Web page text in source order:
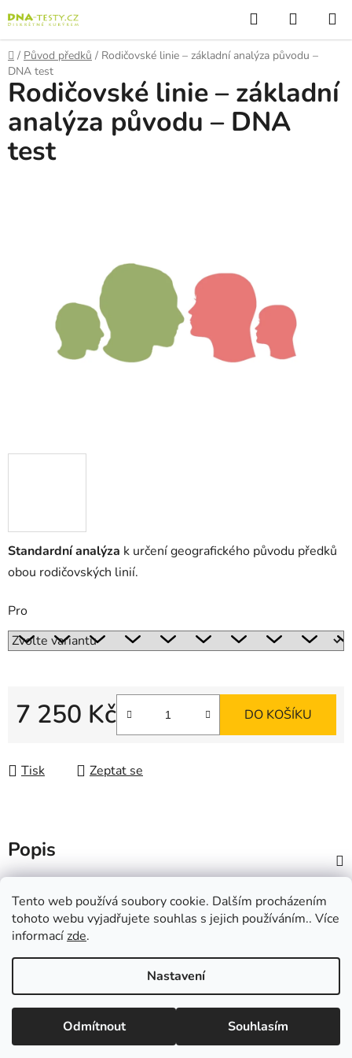
Tento web používá soubory cookie. Dalším procházením
tohoto webu vyjadřujete souhlas s jejich používáním.. Více
informacízde.
Nastavení
Odmítnout Souhlasím
na
obsah
Hledat
KOŠÍK
Domů
/ Původ předků / Rodičovské linie – základní analýza původu –
DNA test
Standardní analýza k určení geografického původu předků
obou rodičovských linií.
Pro
7 250 Kč DO KOŠÍKU
Tisk Zeptat se
Rodičovské linie – základní
analýza původu – DNA
test
Popis
Popření otcovství, ano či ne?
Vytvořil Shoptet
Copyright 2026DNA-testy.cz
. Všechna práva vyhrazena.
Upravit nastavení cookies